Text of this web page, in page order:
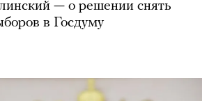
— о решении снять
в Госдуму